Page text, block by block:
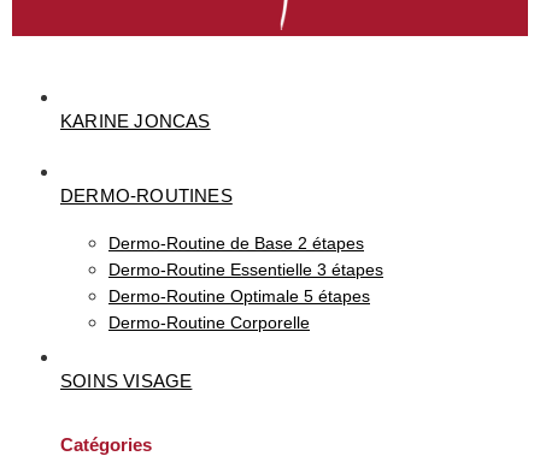
KARINE JONCAS
DERMO-ROUTINES
Dermo-Routine de Base 2 étapes
Dermo-Routine Essentielle 3 étapes
Dermo-Routine Optimale 5 étapes
Dermo-Routine Corporelle
SOINS VISAGE
Catégories